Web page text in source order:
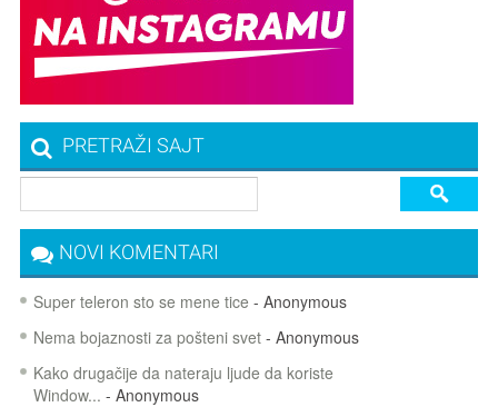
PRETRAŽI SAJT
NOVI KOMENTARI
Super teleron sto se mene tice - Anonymous
Nema bojaznosti za pošteni svet- Anonymous
Kako drugačije da nateraju ljude da koriste
Window... - Anonymous